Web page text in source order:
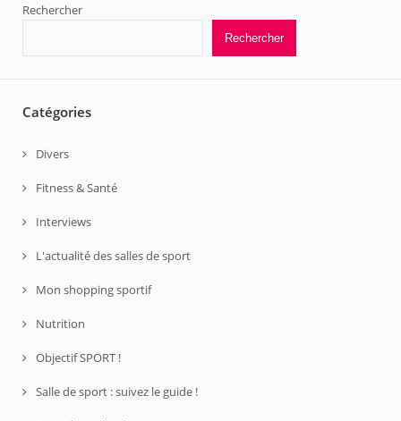
Rechercher
Rechercher
Catégories
Divers
Fitness & Santé
Interviews
L'actualité des salles de sport
Mon shopping sportif
Nutrition
Objectif SPORT !
Salle de sport : suivez le guide !